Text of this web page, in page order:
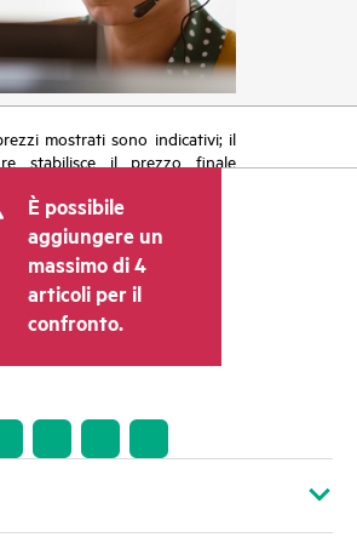
mostrati sono indicativi; il
stabilisce il prezzo finale
le imposte sulla vendita/IVA
di spedizione. Il prezzo della
stabilito dal rivenditore può
rispetto a quello di altri
e al prezzo indicativo
I prezzi indicativi possono
offerte promozionali a tempo
HPE si riserva il diritto di
adeguamenti dei prezzi in
momento per motivi che
delle condizioni del mercato,
ed errori negli annunci
È possibile
aggiungere un
massimo di 4
articoli per il
confronto.
prodotti